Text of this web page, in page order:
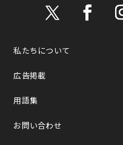
私たちについて
広告掲載
用語集
お問い合わせ